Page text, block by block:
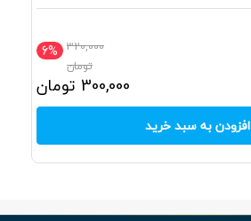
6% 320,000
تومان
300,000 تومان
افزودن به سبد خرید